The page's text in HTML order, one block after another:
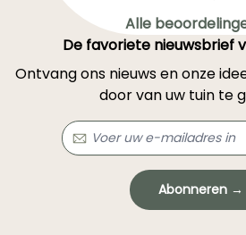
Alle
De favoriete nieuwsbrief
Ontvang ons nieuws en onze
door van uw tuin te
Abonneren →